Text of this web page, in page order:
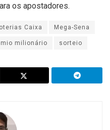
os apostadores.
Caixa
Mega-Sena
milionário sorteio